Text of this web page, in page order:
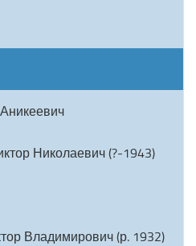
Николаевич (?-1943)
Владимирович (р. 1932)